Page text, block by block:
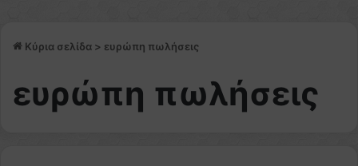
Κύρια σελίδα > ευρώπη πωλήσεις
ευρώπη πωλήσεις